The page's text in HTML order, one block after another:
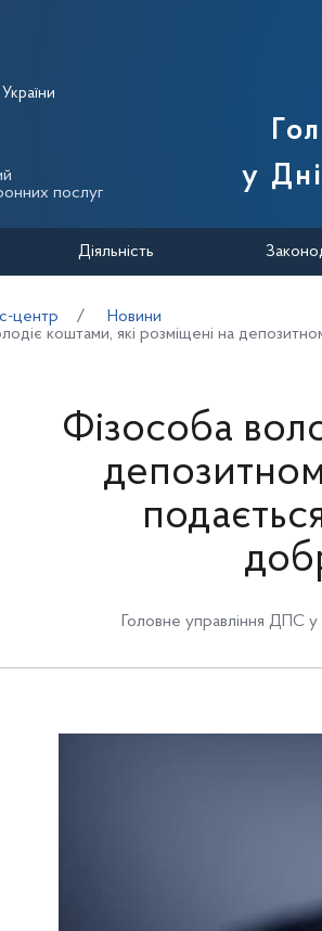
Державної
послуг
у
Діяльність
центр
Новини
коштами, які розміщені на
Фізособа
Головне управління ДПС у